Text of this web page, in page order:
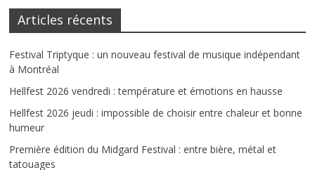
Articles récents
Festival Triptyque : un nouveau festival de musique indépendant
à Montréal
Hellfest 2026 vendredi : température et émotions en hausse
Hellfest 2026 jeudi : impossible de choisir entre chaleur et bonne
humeur
Première édition du Midgard Festival : entre bière, métal et
tatouages